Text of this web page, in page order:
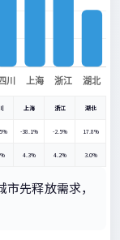
上海 浙江 湖北
-38.1% -2.5% 17.8%
4.3% 4.2% 3.0%
先释放需求，